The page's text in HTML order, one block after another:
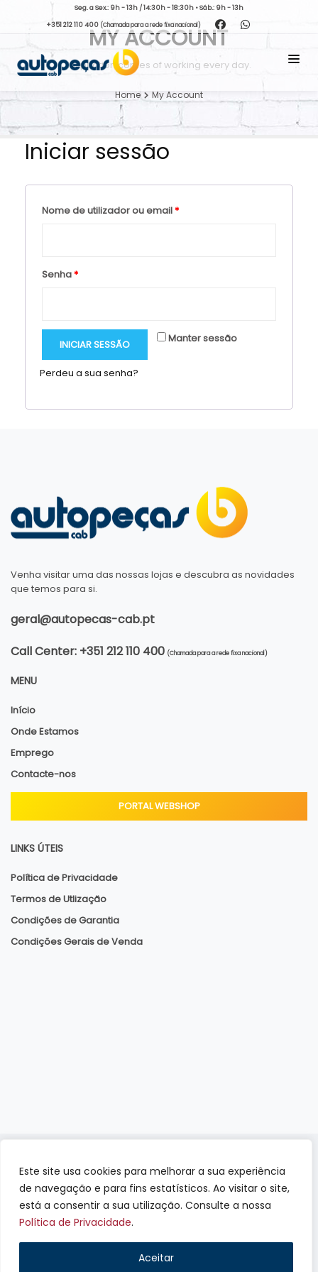
Este site usa cookies para melhorar a sua experiência
de navegação e para fins estatísticos. Ao visitar o site,
está a consentir a sua utilização. Consulte a nossa
Política de Privacidade.
Aceitar
Seg. a Sex.: 9h - 13h / 14:30h - 18:30h • Sáb.: 9h - 13h
+351 212 110 400 (Chamada para a rede fixa nacional)
MY ACCOUNT
Inspiration comes of working every day.
Home My Account
Iniciar sessão
Nome de utilizador ou email*
Senha*
Manter sessão
INICIAR SESSÃO
Perdeu a sua senha?
Venha visitar uma das nossas lojas e descubra as novidades
que temos para si.
geral@autopecas-cab.pt
Call Center: +351 212 110 400 (Chamada para a rede fixa nacional)
MENU
Início
Onde Estamos
Emprego
Contacte-nos
PORTAL WEBSHOP
LINKS ÚTEIS
Política de Privacidade
Termos de Utlização
Condições de Garantia
Condições Gerais de Venda
© 2022 AUTOPEÇAS CAB, LDA - TODOS OS DIREITOS RESERVADOS |
DESENVOLVIDO POR